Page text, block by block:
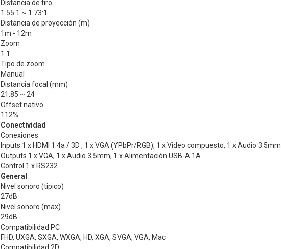
Distancia de tiro
1.55:1 ~ 1.73:1
Distancia de proyección (m)
1m - 12m
Zoom
1.1
Tipo de zoom
Manual
Distancia focal (mm)
21.85 ~ 24
Offset nativo
112%
Conectividad
Conexiones
Inputs 1 x HDMI 1.4a / 3D , 1 x VGA (YPbPr/RGB), 1 x Video compuesto, 1 x Audio 3.5mm
Outputs 1 x VGA, 1 x Audio 3.5mm, 1 x Alimentación USB-A 1A
Control 1 x RS232
General
Nivel sonoro (tipico)
27dB
Nivel sonoro (max)
29dB
Compatibilidad PC
FHD, UXGA, SXGA, WXGA, HD, XGA, SVGA, VGA, Mac